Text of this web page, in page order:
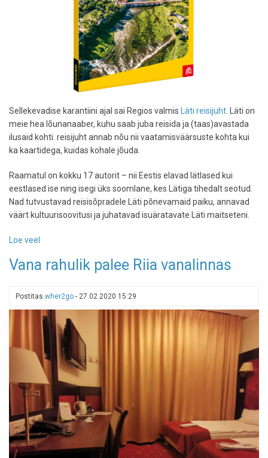
Sellekevadise karantiini ajal sai Regios valmis Läti reisijuht . Läti on
meie hea lõunanaaber, kuhu saab juba reisida ja (taas)avastada
ilusaid kohti. reisijuht annab nõu nii vaatamisväärsuste kohta kui
ka kaartidega, kuidas kohale jõuda.
Raamatul on kokku 17 autorit – nii Eestis elavad lätlased kui
eestlased ise ning isegi üks soomlane, kes Lätiga tihedalt seotud.
Nad tutvustavad reisisõpradele Läti põnevamaid paiku, annavad
väärt kultuurisoovitusi ja juhatavad isuäratavate Läti maitseteni.
Loe veel
avaldas
Läti
Vana rahulik palee Riia vanalinnas
Postitas wher2go - 27.02.2020 15:29